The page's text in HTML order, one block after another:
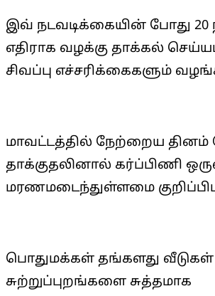
இவ் நடவடிக்கையின் போது 20
எதிராக வழக்கு தாக்கல்
சிவப்பு எச்சரிக்கைகளும்
மாவட்டத்தில் நேற்றைய தினம்
தாக்குதலினால் கர்ப்பிணி
மரணமடைந்துள்ளமை
பொதுமக்கள் தங்களது வீடுகள்
சுற்றுப்புறங்களை சுத்தமாக